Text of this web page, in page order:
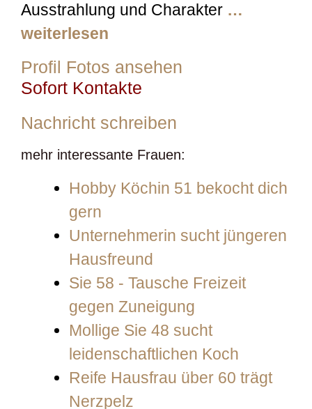
Ausstrahlung und Charakter …
weiterlesen
Profil Fotos ansehen
Sofort Kontakte
Nachricht schreiben
mehr interessante Frauen:
Hobby Köchin 51 bekocht dich
gern
Unternehmerin sucht jüngeren
Hausfreund
Sie 58 - Tausche Freizeit
gegen Zuneigung
Mollige Sie 48 sucht
leidenschaftlichen Koch
Reife Hausfrau über 60 trägt
Nerzpelz